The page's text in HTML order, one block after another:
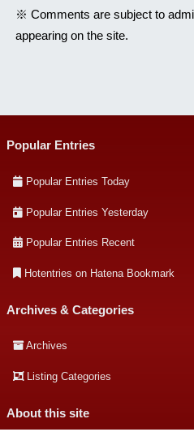
※ Comments are subject to
appearing on the site.
Popular Entries
Popular Entries Today
Popular Entries Yesterday
Popular Entries Recent
Hotentries on Hatena Bookmark
Archives & Categories
Archives
Listing Categories
About this site